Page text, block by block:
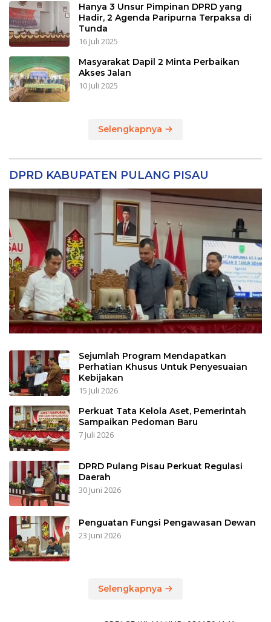
Hanya 3 Unsur Pimpinan DPRD yang
Hadir, 2 Agenda Paripurna Terpaksa di
Tunda
16 Juli 2025
Masyarakat Dapil 2 Minta Perbaikan
Akses Jalan
10 Juli 2025
Selengkapnya
DPRD KABUPATEN PULANG PISAU
Sejumlah Program Mendapatkan
Perhatian Khusus Untuk Penyesuaian
Kebijakan
15 Juli 2026
Perkuat Tata Kelola Aset, Pemerintah
Sampaikan Pedoman Baru
7 Juli 2026
DPRD Pulang Pisau Perkuat Regulasi
Daerah
30 Juni 2026
Penguatan Fungsi Pengawasan Dewan
23 Juni 2026
Selengkapnya